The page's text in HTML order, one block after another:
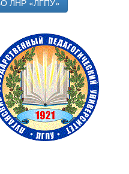
ЛНР «ЛГПУ»